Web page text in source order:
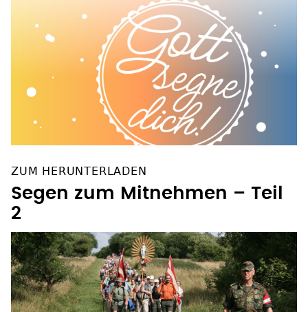
ZUM HERUNTERLADEN
Segen zum Mitnehmen – Teil
2